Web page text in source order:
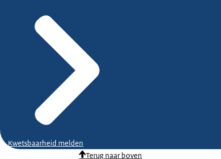
Kwetsbaarheid melden
Terug naar boven